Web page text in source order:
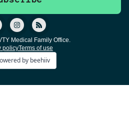
Medical Family Office.
policyTerms of use
by beehiiv